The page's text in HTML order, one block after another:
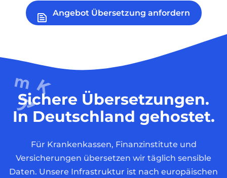
Angebot Übersetzung anfordern
Sichere Übersetzungen.
In Deutschland gehostet.
Für Krankenkassen, Finanzinstitute und
Versicherungen übersetzen wir täglich sensible
Daten. Unsere Infrastruktur ist nach europäischen